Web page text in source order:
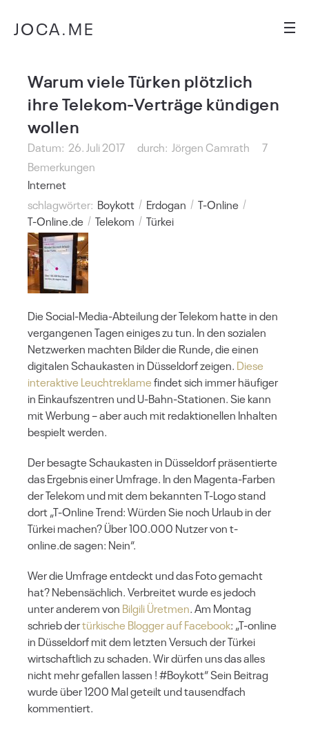
JOCA.ME
Warum viele Türken plötzlich
ihre Telekom-Verträge kündigen
wollen
Datum: 26. Juli 2017 durch: Jörgen Camrath
7
Bemerkungen
Internet
schlagwörter: Boykott Erdogan
T-Online
T-Online.de
Telekom Türkei
Die Social-Media-Abteilung der Telekom hatte in den
vergangenen Tagen einiges zu tun. In den sozialen
Netzwerken machten Bilder die Runde, die einen
digitalen Schaukasten in Düsseldorf zeigen. Diese
interaktive Leuchtreklamefindet sich immer häufiger
in Einkaufszentren und U-Bahn-Stationen. Sie kann
mit Werbung – aber auch mit redaktionellen Inhalten
bespielt werden.
Der besagte Schaukasten in Düsseldorf präsentierte
das Ergebnis einer Umfrage. In den Magenta-Farben
der Telekom und mit dem bekannten T-Logo stand
dort „T-Online Trend: Würden Sie noch Urlaub in der
Türkei machen? Über 100.000 Nutzer von t-
online.de sagen: Nein“.
Wer die Umfrage entdeckt und das Foto gemacht
hat? Nebensächlich. Verbreitet wurde es jedoch
unter anderem von Bilgili Üretmen. Am Montag
schrieb dertürkische Blogger auf Facebook: „T-online
in Düsseldorf mit dem letzten Versuch der Türkei
wirtschaftlich zu schaden. Wir dürfen uns das alles
nicht mehr gefallen lassen ! #Boykott“ Sein Beitrag
wurde über 1200 Mal geteilt und tausendfach
kommentiert.